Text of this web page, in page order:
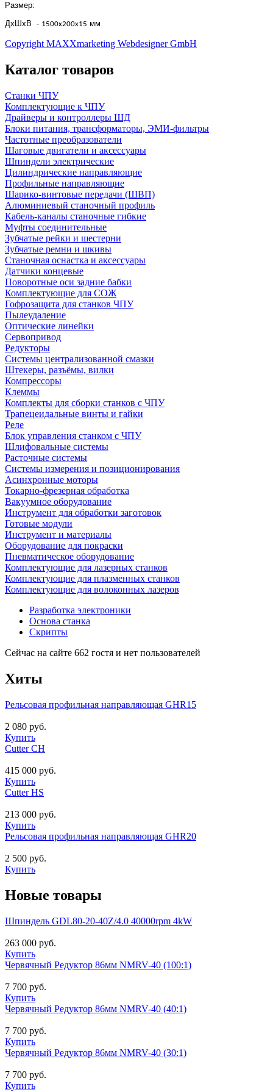
Размер:
ДхШхВ - 1500х200х15 мм
Copyright MAXXmarketing Webdesigner GmbH
Каталог товаров
Станки ЧПУ
Комплектующие к ЧПУ
Драйверы и контроллеры ШД
Блоки питания, трансформаторы, ЭМИ-фильтры
Частотные преобразователи
Шаговые двигатели и аксессуары
Шпиндели электрические
Цилиндрические направляющие
Профильные направляющие
Шарико-винтовые передачи (ШВП)
Алюминиевый станочный профиль
Кабель-каналы станочные гибкие
Муфты соединительные
Зубчатые рейки и шестерни
Зубчатые ремни и шкивы
Станочная оснастка и аксессуары
Датчики концевые
Поворотные оси задние бабки
Комплектующие для СОЖ
Гофрозащита для станков ЧПУ
Пылеудаление
Оптические линейки
Сервопривод
Редукторы
Системы централизованной смазки
Штекеры, разъёмы, вилки
Компрессоры
Клеммы
Комплекты для сборки станков с ЧПУ
Трапецеидальные винты и гайки
Реле
Блок управления станком с ЧПУ
Шлифовальные системы
Расточные системы
Системы измерения и позиционирования
Асинхронные моторы
Токарно-фрезерная обработка
Вакуумное оборудование
Инструмент для обработки заготовок
Готовые модули
Инструмент и материалы
Оборудование для покраски
Пневматическое оборудование
Комплектующие для лазерных станков
Комплектующие для плазменных станков
Комплектующие для волоконных лазеров
Разработка электроники
Основа станка
Скрипты
Сейчас на сайте 662 гостя и нет пользователей
Хиты
Рельсовая профильная направляющая GHR15
2 080 руб.
Купить
Cutter CH
415 000 руб.
Купить
Cutter HS
213 000 руб.
Купить
Рельсовая профильная направляющая GHR20
2 500 руб.
Купить
Новые товары
Шпиндель GDL80-20-40Z/4.0 40000rpm 4kW
263 000 руб.
Купить
Червячный Редуктор 86мм NMRV-40 (100:1)
7 700 руб.
Купить
Червячный Редуктор 86мм NMRV-40 (40:1)
7 700 руб.
Купить
Червячный Редуктор 86мм NMRV-40 (30:1)
7 700 руб.
Купить